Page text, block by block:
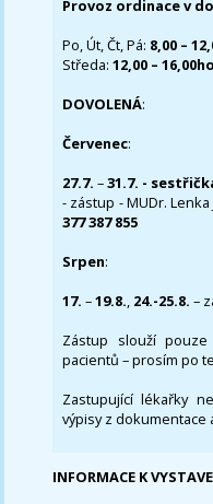
Provoz ordinace v
Po, Út, Čt, Pá: 8,00 –
Středa:12,00 –
DOVOLENÁ:
Červenec:
27.7.–31.7. -
- zástup - MUDr.
377 387 855
Srpen:
17. –19.8., 24.-25.8. –
Zástup slouží
pacientů – prosím po
Zastupující lékařky
výpisy z dokumentace
INFORMACE K